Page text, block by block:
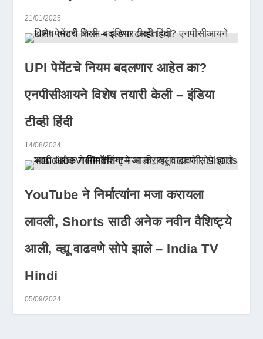
21/01/2025
UPI पेमेंटचे नियम बदलणार आहेत का?
एनपीसीआयने विशेष तयारी केली – इंडिया
टीव्ही हिंदी
14/08/2024
YouTube ने निर्मात्यांना मजा करायला
लावली, Shorts साठी अनेक नवीन वैशिष्ट्ये
आली, व्ह्यू वाढवणे सोपे झाले – India TV
Hindi
05/09/2024